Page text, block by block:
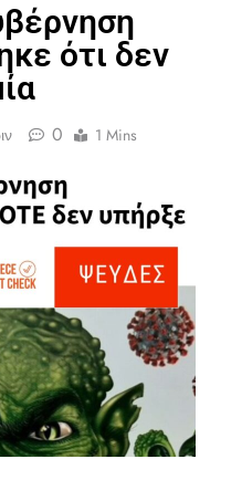
ότι δεν
0 1 Mins